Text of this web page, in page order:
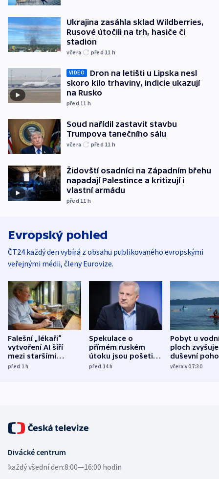
Ukrajina zasáhla sklad Wildberries,
Rusové útočili na trh, hasiče či
stadion
včera před 11 h
VIDEO
Dron na letišti u Lipska nesl
skoro kilo trhaviny, indicie ukazují
na Rusko
před 11 h
Soud nařídil zastavit stavbu
Trumpova tanečního sálu
včera před 11 h
Židovští osadníci na Západním břehu
napadají Palestince a kritizují i
vlastní armádu
před 11 h
Evropský pohled
ČT24 každý den vybírá z obsahu publikovaného evropskými
veřejnými médii, členy Eurovize.
Falešní „lékaři“
vytvoření AI šíří
mezi staršími
Poláky nebezpečné
před 1h
Spekulace o
přímém ruském
útoku jsou pošetilé,
míní estonský
před 14h
Pobyt u
ploch zvyšuje
duševní
ukázala
včera v 07:30
Divácké centrum
každý všední den:8:00—16:00 hodin